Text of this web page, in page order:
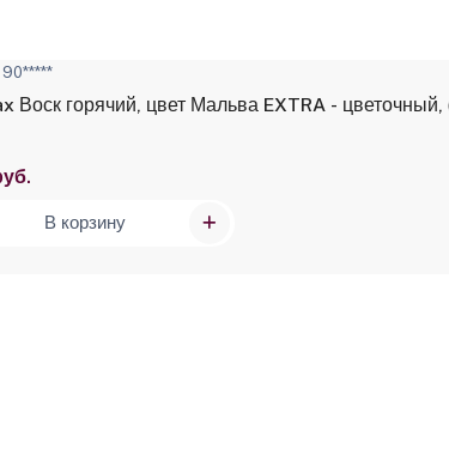
90*****
Воск горячий, цвет Мальва EXTRA - цветочный,
В корзину